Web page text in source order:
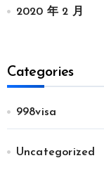
2020 年 2 月
Categories
998visa
Uncategorized